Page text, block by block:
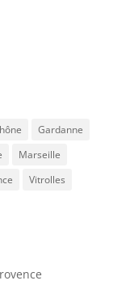
Gardanne
Marseille
Vitrolles